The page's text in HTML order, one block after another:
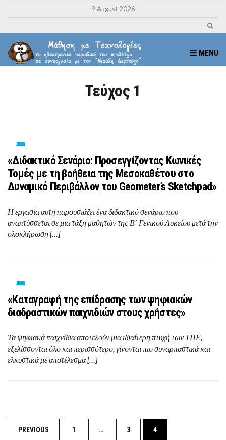
9 August 2026
MENU
Τεύχος 1
«Διδακτικό Σενάριο: Προσεγγίζοντας Κωνικές
Τομές με τη βοήθεια της Μεσοκαθέτου στο
Δυναμικό Περιβάλλον του Geometer’s Sketchpad»
Η εργασία αυτή παρουσιάζει ένα διδακτικό σενάριο που
αναπτύσσεται σε μια τάξη μαθητών της Β΄ Γενικού Λυκείου μετά την
ολοκλήρωση […]
«Καταγραφή της επίδρασης των ψηφιακών
διαδραστικών παιχνιδιών στους χρήστες»
Τα ψηφιακά παιχνίδια αποτελούν μια ιδιαίτερη πτυχή των ΤΠΕ,
εξελίσσονται όλο και περισσότερο, γίνονται πιο συναρπαστικά και
ελκυστικά με αποτέλεσμα […]
PREVIOUS 1 … 3 4